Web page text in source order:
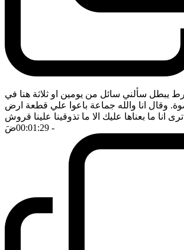
يبطل سألني سائل من يومين او ثلاثة هنا في
وقال انا والله جماعة باعوا علي قطعة ارض
انا ما بعناها عليك الا ما تذوقينا علينا قروش
- 00:01:29
ضَ